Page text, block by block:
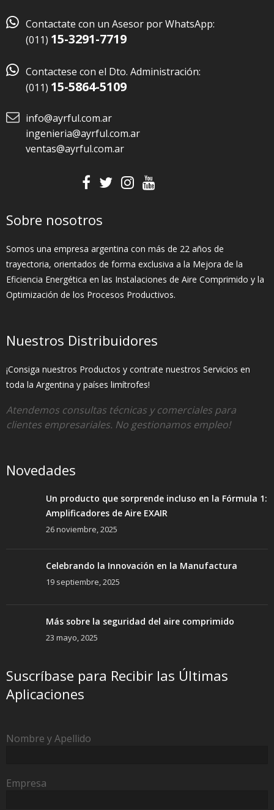
 Contactate con un Asesor por WhatsApp:
(011) 15-3291-7719
 Contactese con el Dto. Administración:
(011) 15-5864-5109
info@ayrful.com.ar
ingenieria@ayrful.com.ar
ventas@ayrful.com.ar
Sobre nosotros
Somos una empresa argentina con más de 22 años de
trayectoria, orientados de forma exclusiva a la Mejora de la
Eficiencia Energética en las Instalaciones de Aire Comprimido y la
Optimización de los Procesos Productivos.
Nuestros Distribuidores
¡Consiga nuestros Productos y contrate nuestros Servicios en
toda la Argentina y países limítrofes!
Atendemos consultas técnicas y comerciales para
clientes empresariales. No gestionamos empleo!
Novedades
Un producto que sorprende incluso en la Fórmula 1:
Amplificadores de Aire EXAIR
26 noviembre, 2025
Celebrando la Innovación en la Manufactura
19 septiembre, 2025
Más sobre la seguridad del aire comprimido
23 mayo, 2025
Suscríbase para Recibir las Últimas
Aplicaciones
Nombre y Apellido
Empresa